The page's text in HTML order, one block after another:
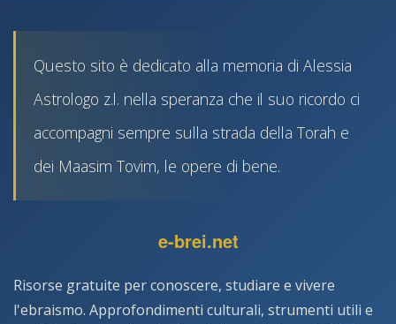
Questo sito è dedicato alla memoria di Alessia
Astrologo z.l. nella speranza che il suo ricordo ci
accompagni sempre sulla strada della Torah e
dei Maasim Tovim, le opere di bene.
e-brei.net
Risorse gratuite per conoscere, studiare e vivere
l'ebraismo. Approfondimenti culturali, strumenti utili e